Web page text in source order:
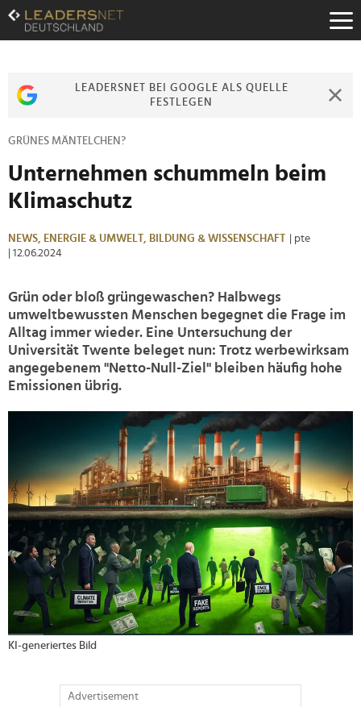
Zum
Inhalt
Zur
Zur
LEADERSNET BEI GOOGLE ALS QUELLE
FESTLEGEN
GRÜNES MÄNTELCHEN?
Unternehmen schummeln beim
Klimaschutz
NEWS, ENERGIE & UMWELT, BILDUNG & WISSENSCHAFT
| pte
| 12.06.2024
Grün oder bloß grüngewaschen? Halbwegs
umweltbewussten Menschen begegnet die Frage im
Alltag immer wieder. Eine Untersuchung der
Universität Twente beleget nun: Trotz werbewirksam
angegebenem "Netto-Null-Ziel" bleiben häufig hohe
Emissionen übrig.
KI-generiertes Bild
Advertisement